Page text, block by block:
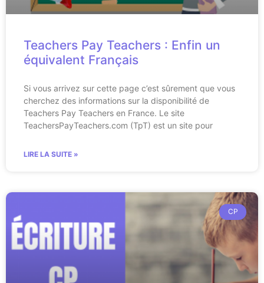
Teachers Pay Teachers : Enfin un
équivalent Français
Si vous arrivez sur cette page c’est sûrement que vous
cherchez des informations sur la disponibilité de
Teachers Pay Teachers en France. Le site
TeachersPayTeachers.com (TpT) est un site pour
LIRE LA SUITE »
CP